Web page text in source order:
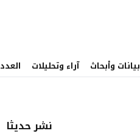
بيانات وأبحاث آراء وتحليلات العدد
نشر حديثا